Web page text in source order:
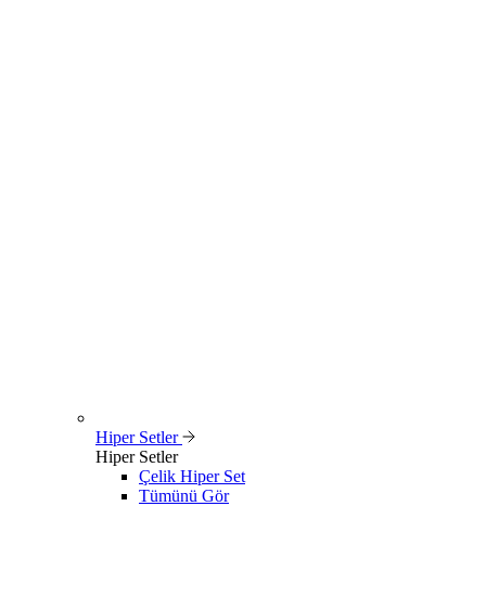
Hiper Setler
Hiper Setler
Çelik Hiper Set
Tümünü Gör